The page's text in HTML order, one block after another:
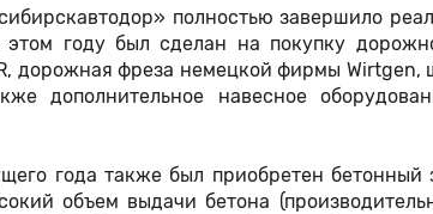
полностью завершило
году был сделан на покупку
дорожная фреза немецкой фирмы Wirtgen,
дополнительное навесное
года также был приобретен бетонный
объем выдачи бетона